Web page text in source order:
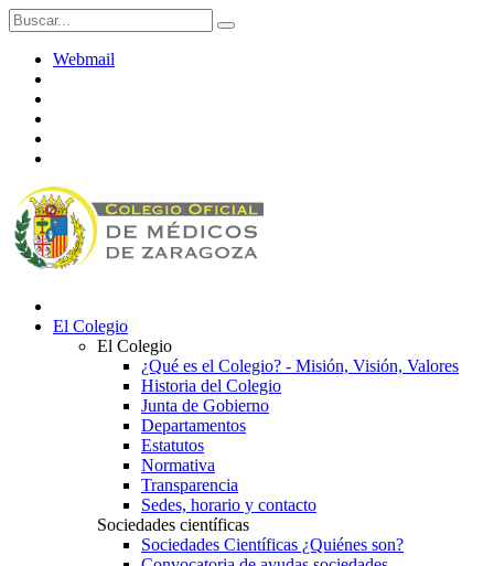
Webmail
El Colegio
El Colegio
¿Qué es el Colegio? - Misión, Visión, Valores
Historia del Colegio
Junta de Gobierno
Departamentos
Estatutos
Normativa
Transparencia
Sedes, horario y contacto
Sociedades científicas
Sociedades Científicas ¿Quiénes son?